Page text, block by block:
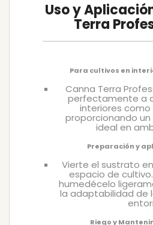
Uso y
Terra
Para cultivos en
Canna Terra
perfectamente a
interiores como
proporcionando
ideal en
Preparación y
Vierte el sustrato
espacio de
humedécelo
la adaptabilidad de
Riego y